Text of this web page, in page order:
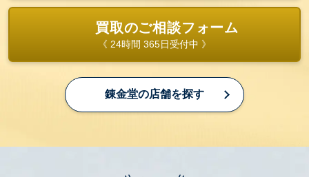
買取のご相談フォーム
《 24時間 365日受付中 》
錬金堂の店舗を探す